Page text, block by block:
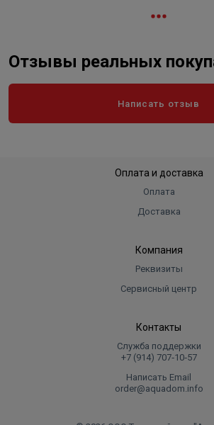
Отзывы реальных
Написать отзыв
Оплата и доставка
Оплата
Доставка
Компания
Реквизиты
Сервисный центр
Контакты
Служба поддержки
+7 (914) 707‑10‑57
Написать Email
order@aquadom.info